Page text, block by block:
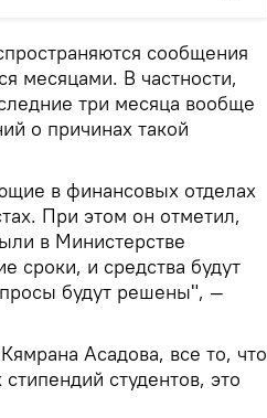
сообщения
месяцами. В частности,
три месяца вообще
о причинах такой
в финансовых отделах
При этом он отметил,
в Министерстве
сроки, и средства будут
будут решены", —
Асадова, все то, что
студентов, это